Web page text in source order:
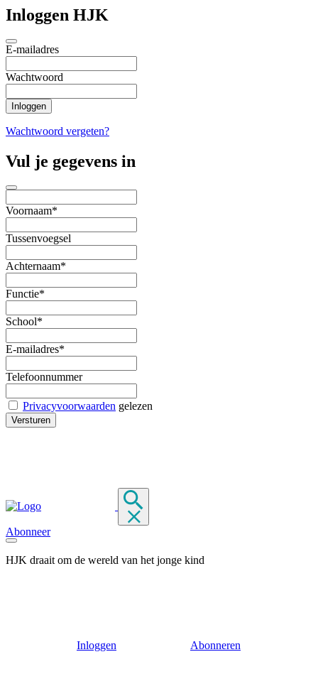
Inloggen HJK
E-mailadres
Wachtwoord
Wachtwoord vergeten?
Vul je gegevens in
Voornaam*
Tussenvoegsel
Achternaam*
Functie*
School*
E-mailadres*
Telefoonnummer
Privacyvoorwaarden gelezen
Abonneer
HJK draait om de wereld van het jonge kind
Inloggen Abonneren